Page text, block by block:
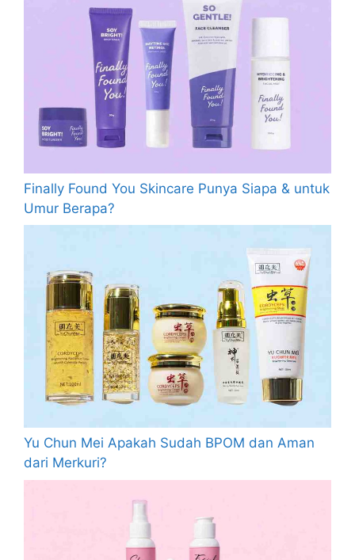
Finally Found You Skincare Punya Siapa & untuk
Umur Berapa?
Yu Chun Mei Apakah Sudah BPOM dan Aman
dari Merkuri?